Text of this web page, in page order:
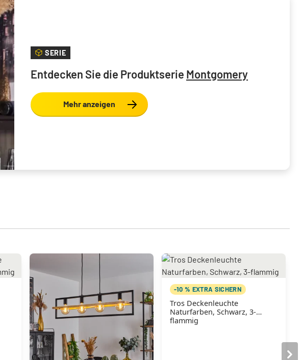
SERIE
Entdecken Sie die Produktserie Montgomery
Mehr anzeigen
-10 % EXTRA SICHERN
Tros Deckenleuchte
Naturfarben, Schwarz, 3-
flammig